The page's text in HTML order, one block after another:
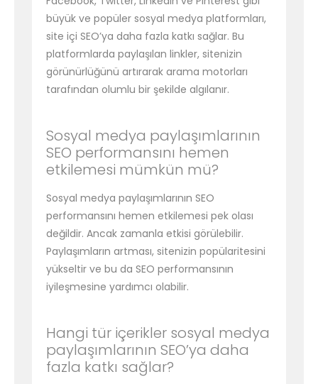
büyük ve popüler sosyal medya platformları,
site içi SEO’ya daha fazla katkı sağlar. Bu
platformlarda paylaşılan linkler, sitenizin
görünürlüğünü artırarak arama motorları
tarafından olumlu bir şekilde algılanır.
Sosyal medya paylaşımlarının
SEO performansını hemen
etkilemesi mümkün mü?
Sosyal medya paylaşımlarının SEO
performansını hemen etkilemesi pek olası
değildir. Ancak zamanla etkisi görülebilir.
Paylaşımların artması, sitenizin popülaritesini
yükseltir ve bu da SEO performansının
iyileşmesine yardımcı olabilir.
Hangi tür içerikler sosyal medya
paylaşımlarının SEO’ya daha
fazla katkı sağlar?